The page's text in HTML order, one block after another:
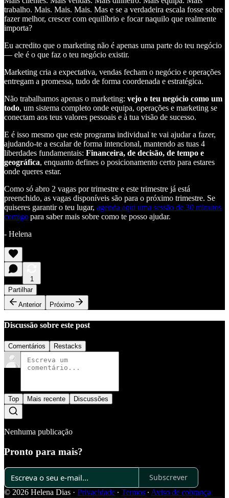
trabalho. Mais. Mais. Mais. Mas e se a verdadeira escala fosse sobre
fazer melhor, crescer com equilíbrio e focar naquilo que realmente
importa?
Eu acredito que o marketing não é apenas uma parte do teu negócio
— ele é o que faz o teu negócio existir.
Marketing cria a expectativa, vendas fecham o negócio e operações
entregam a promessa, tudo de forma coordenada e estratégica.
Não trabalhamos apenas o marketing: vejo o teu negócio como um
todo, um sistema completo onde equipa, operações e marketing se
conectam aos teus valores pessoais e à tua visão de sucesso.
E é isso mesmo que este programa individual te vai ajudar a fazer,
ajudando-te a escalar de forma intencional, mantendo as tuas 4
liberdades fundamentais: Financeira, de decisão, de tempo e
geográfica, enquanto defines o posicionamento certo para estares
onde queres estar.
Como só abro 2 vagas por trimestre e este trimestre já está
preenchido, as vagas disponíveis são para o próximo trimestre. Se
quiseres garantir o teu lugar, agenda aqui uma sessão de 30 minutos
comigo para saber mais sobre como te posso ajudar.
- Helena
1
Partilhar
Anterior
Próximo
Discussão sobre este post
Comentários Restacks
Top Mais recente Discussões
Nenhuma publicação
Pronto para mais?
Subscrever
© 2026 Helena Dias · Privacidade ∙ Termos ∙ Aviso de cobrança